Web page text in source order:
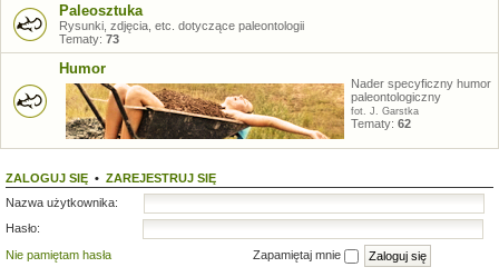
Paleosztuka
Rysunki, zdjęcia, etc. dotyczące paleontologii
Tematy: 73
Humor
Nader specyficzny humor
paleontologiczny
fot. J. Garstka
Tematy: 62
ZALOGUJ SIĘ • ZAREJESTRUJ SIĘ
Nazwa użytkownika:
Hasło:
Nie pamiętam hasła
Zapamiętaj mnie